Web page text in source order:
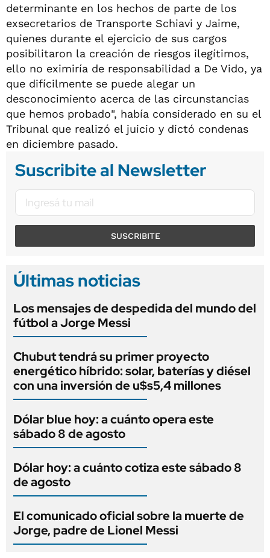
determinante en los hechos de parte de los
exsecretarios de Transporte Schiavi y Jaime,
quienes durante el ejercicio de sus cargos
posibilitaron la creación de riesgos ilegítimos,
ello no eximiría de responsabilidad a De Vido, ya
que difícilmente se puede alegar un
desconocimiento acerca de las circunstancias
que hemos probado", había considerado en su el
Tribunal que realizó el juicio y dictó condenas
en diciembre pasado.
Suscribite al Newsletter
SUSCRIBITE
Últimas noticias
Los mensajes de despedida del mundo del
fútbol a Jorge Messi
Chubut tendrá su primer proyecto
energético híbrido: solar, baterías y diésel
con una inversión de u$s5,4 millones
Dólar blue hoy: a cuánto opera este
sábado 8 de agosto
Dólar hoy: a cuánto cotiza este sábado 8
de agosto
El comunicado oficial sobre la muerte de
Jorge, padre de Lionel Messi